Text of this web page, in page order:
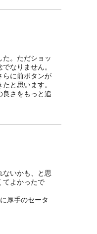
。ただショッ
なりません。
らに前ボタンが
と思います。
良さをもっと追
ないかも、と思
てよかったで
厚手のセータ